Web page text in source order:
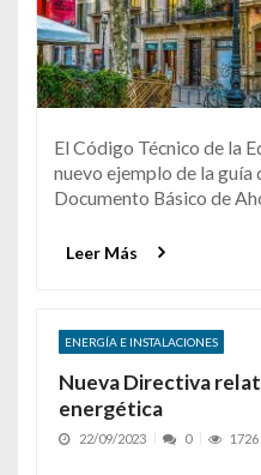
El Código Técnico de la
nuevo ejemplo de la guía
Documento Básico de
Leer Más
ENERGÍA E INSTALACIONES
Nueva Directiva
energética
22/09/2023 0 1726